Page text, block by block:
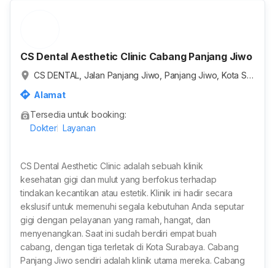
CS Dental Aesthetic Clinic Cabang Panjang Jiwo
CS DENTAL, Jalan Panjang Jiwo, Panjang Jiwo, Kota Sur
Alamat
Tersedia untuk booking:
Dokter Layanan
CS Dental Aesthetic Clinic adalah sebuah klinik
kesehatan gigi dan mulut yang berfokus terhadap
tindakan kecantikan atau estetik. Klinik ini hadir secara
ekslusif untuk memenuhi segala kebutuhan Anda seputar
gigi dengan pelayanan yang ramah, hangat, dan
menyenangkan. Saat ini sudah berdiri empat buah
cabang, dengan tiga terletak di Kota Surabaya. Cabang
Panjang Jiwo sendiri adalah klinik utama mereka. Cabang